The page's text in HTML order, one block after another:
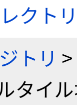
クト
トリ >
タイ